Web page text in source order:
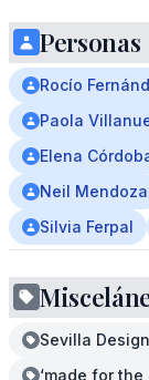
Personas
Rocío
Paola
Elena
Neil Mendoza
Silvia Ferpal
Sevilla
‘made for